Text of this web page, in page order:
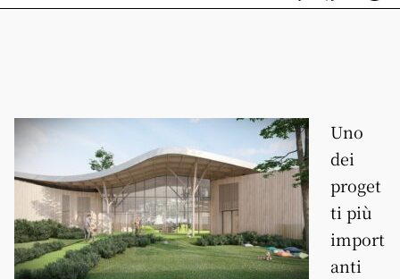
Uno
dei
proget
ti più
import
anti